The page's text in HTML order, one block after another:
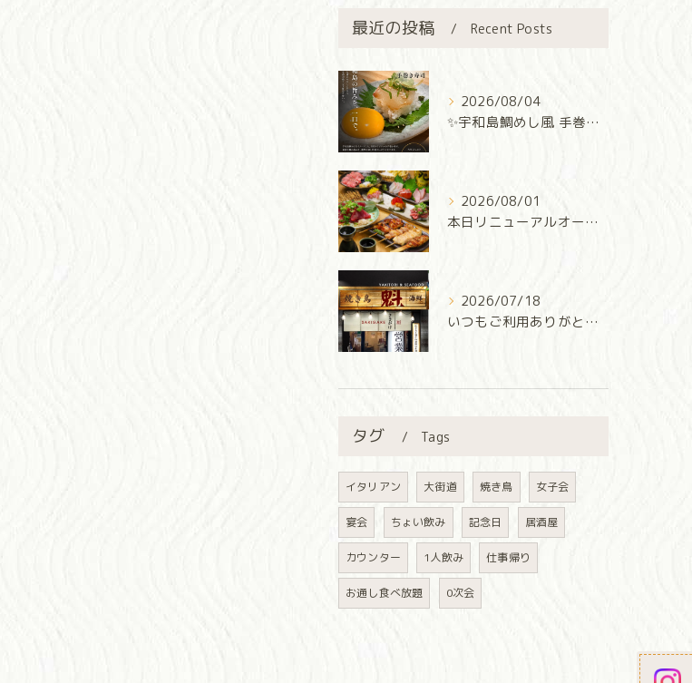
最近の投稿 Recent Posts
2026/08/04
✨宇和島鯛めし風 手巻き寿司✨
2026/08/01
本日リニューアルオープン‼️
2026/07/18
いつもご利用ありがとうございます✨
タグ Tags
イタリアン 大街道 焼き鳥 女子会
宴会 ちょい飲み 記念日 居酒屋
カウンター 1人飲み 仕事帰り
お通し食べ放題 0次会